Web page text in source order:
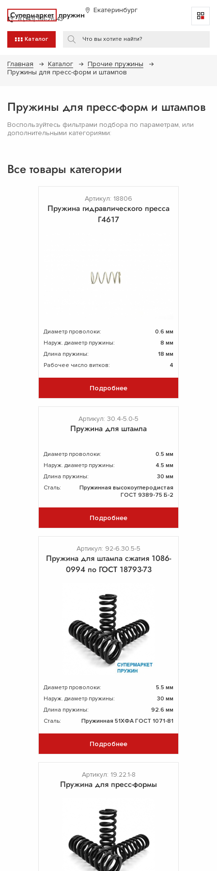
Супермаркет пружин Екатеринбург
8 (343) 318-26-43
Каталог
Главная Каталог
Прочие пружины
Пружины для пресс-форм и штампов
Пружины для пресс-форм и штампов
Воспользуйтесь фильтрами подбора по параметрам, или
дополнительными категориями:
Все товары категории
Артикул: 18806
Пружина гидравлического пресса
Г4617
Диаметр проволоки:
0.6 мм
Наруж. диаметр пружины:
8 мм
Длина пружины:
18 мм
Рабочее число витков:
4
Подробнее
Артикул: 30.4-5.0-5
Пружина для штампа
Диаметр проволоки:
0.5 мм
Наруж. диаметр пружины:
4.5 мм
Длина пружины:
30 мм
Сталь:
Пружинная высокоуглеродистая
ГОСТ 9389-75 Б-2
Подробнее
Артикул: 92-6.30.5-5
Пружина для штампа сжатия 1086-
0994 по ГОСТ 18793-73
Диаметр проволоки:
5.5 мм
Наруж. диаметр пружины:
30 мм
Длина пружины:
92.6 мм
Сталь:
Пружинная 51ХФА ГОСТ 1071-81
Подробнее
Артикул: 19.22.1-8
Пружина для пресс-формы